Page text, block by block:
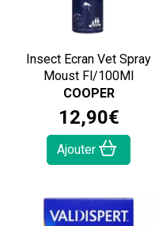
Insect Ecran Vet Spray
Moust Fl/100Ml
COOPER
12,90€
Ajouter